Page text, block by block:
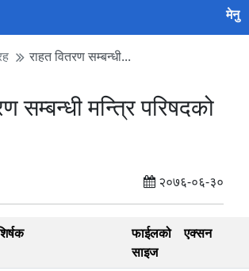
मेनु
राहत वितरण सम्बन्धी...
सम्बन्धी मन्त्रि परिषदको
२०७६-०६-३०
फाईलको
साइज
एक्सन